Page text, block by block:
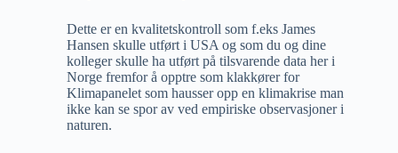
Dette er en kvalitetskontroll som f.eks James
Hansen skulle utført i USA og som du og dine
kolleger skulle ha utført på tilsvarende data her i
Norge fremfor å opptre som klakkører for
Klimapanelet som hausser opp en klimakrise man
ikke kan se spor av ved empiriske observasjoner i
naturen.